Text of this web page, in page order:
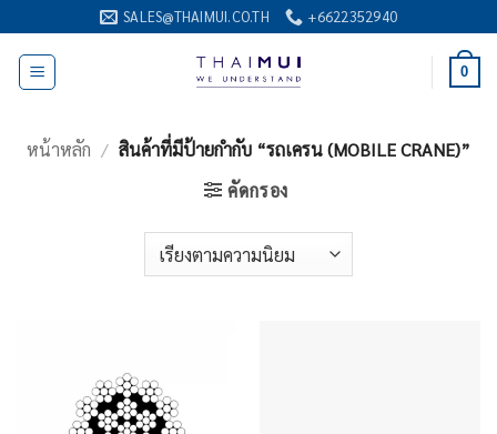
ไป
เนื้อหา
SALES@THAIMUI.CO.TH +6622352940
0
หน้าหลัก / สินค้าที่มีป้ายกำกับ “รถเครน (MOBILE CRANE)”
คัดกรอง